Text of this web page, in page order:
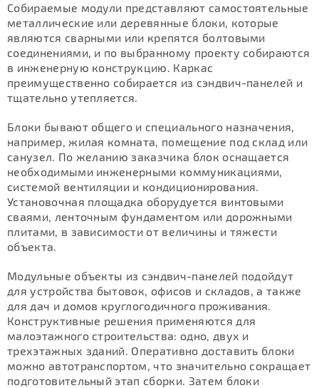
Собираемые модули представляют самостоятельные
металлические или деревянные блоки, которые
являются сварными или крепятся болтовыми
соединениями, и по выбранному проекту собираются
в инженерную конструкцию. Каркас
преимущественно собирается из сэндвич-панелей и
тщательно утепляется.
Блоки бывают общего и специального назначения,
например, жилая комната, помещение под склад или
санузел. По желанию заказчика блок оснащается
необходимыми инженерными коммуникациями,
системой вентиляции и кондиционирования.
Установочная площадка оборудуется винтовыми
сваями, ленточным фундаментом или дорожными
плитами, в зависимости от величины и тяжести
объекта.
Модульные объекты из сэндвич-панелей подойдут
для устройства бытовок, офисов и складов, а также
для дач и домов круглогодичного проживания.
Конструктивные решения применяются для
малоэтажного строительства: одно, двух и
трехэтажных зданий. Оперативно доставить блоки
можно автотранспортом, что значительно сокращает
подготовительный этап сборки. Затем блоки